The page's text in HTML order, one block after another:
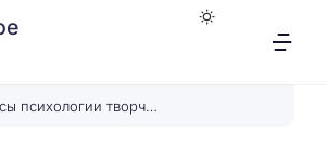
психологии творчества